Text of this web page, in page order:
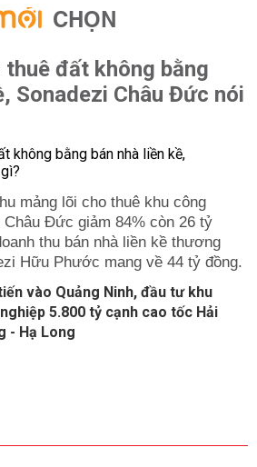
CHỌN
thuê đất không bằng
Sonadezi Châu Đức nói
mảng lõi cho thuê khu công
Châu Đức giảm 84% còn 26 tỷ
thu bán nhà liền kề thương
Hữu Phước mang về 44 tỷ đồng.
vào Quảng Ninh, đầu tư khu
5.800 tỷ cạnh cao tốc Hải
- Hạ Long